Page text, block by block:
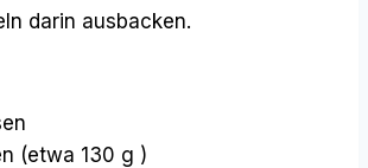
darin ausbacken.
(etwa 130 g )